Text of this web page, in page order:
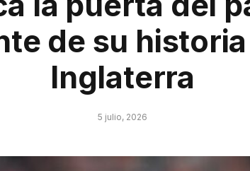
de su
Inglaterra
5 julio, 2026